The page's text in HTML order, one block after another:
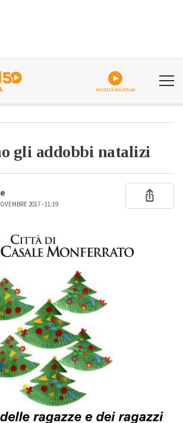
ASCOLTA GOLDPLAY
gli addobbi natalizi
2017 - 11:19